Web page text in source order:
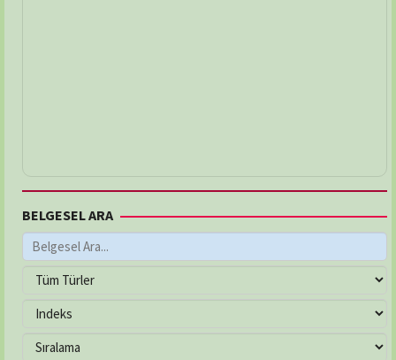
BELGESEL ARA